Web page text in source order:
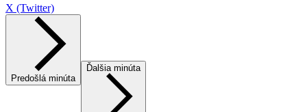
X (Twitter)
Predošlá minúta
Ďalšia minúta